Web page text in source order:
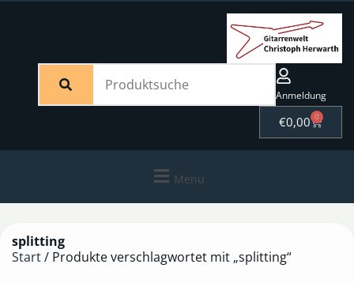
Anmeldung
€0,00 0
Menü
splitting
Start/ Produkte verschlagwortet mit „splitting“